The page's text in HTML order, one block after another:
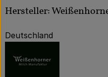
Hersteller:
Deutschland